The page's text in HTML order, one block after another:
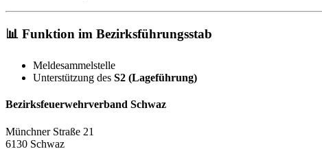
📊 Funktion im Bezirksführungsstab
Meldesammelstelle
Unterstützung des S2 (Lageführung)
Bezirksfeuerwehrverband Schwaz
Münchner Straße 21
6130 Schwaz